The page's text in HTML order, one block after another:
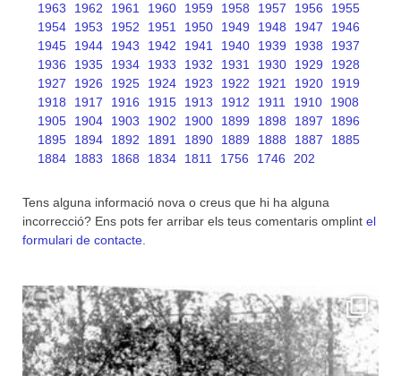
1963
1962 1961 1960 1959 1958 1957 1956
1955
1954
1953 1952 1951 1950 1949 1948 1947
1946
1945
1944 1943 1942 1941 1940 1939 1938
1937
1936
1935 1934 1933 1932 1931 1930 1929
1928
1927
1926 1925 1924 1923 1922 1921 1920
1919
1918
1917 1916 1915 1913 1912 1911 1910
1908
1905
1904 1903 1902 1900 1899 1898 1897
1896
1895
1894 1892 1891 1890 1889 1888 1887
1885
1884
1883 1868 1834 1811 1756 1746 202
Tens alguna informació nova o creus que hi ha alguna
incorrecció? Ens pots fer arribar els teus comentaris omplint el
formulari de contacte